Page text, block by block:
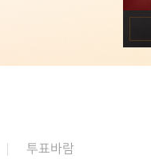
투표바람